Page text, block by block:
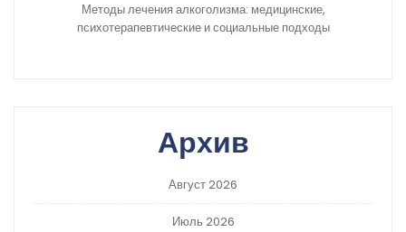
Методы лечения алкоголизма: медицинские,
психотерапевтические и социальные подходы
Архив
Август 2026
Июль 2026